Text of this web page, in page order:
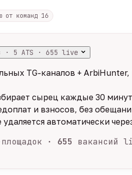
от команд 16
· 5 ATS · 655 live
TG-каналов +
сырец каждые 30
и взносов, без
автоматически
площадок · 655 вакансий